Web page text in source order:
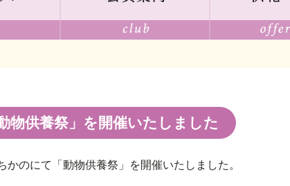
供養祭」を開催いたしました
かのにて「動物供養祭」を開催いたしました。